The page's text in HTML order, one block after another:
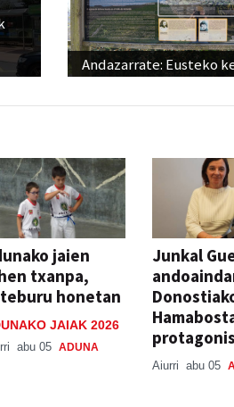
Andazarrate: Eusteko
jaien
txanpa,
honetan
JAIAK 2026
abu 05 ADUNA
Junkal
Aiurri abu 05